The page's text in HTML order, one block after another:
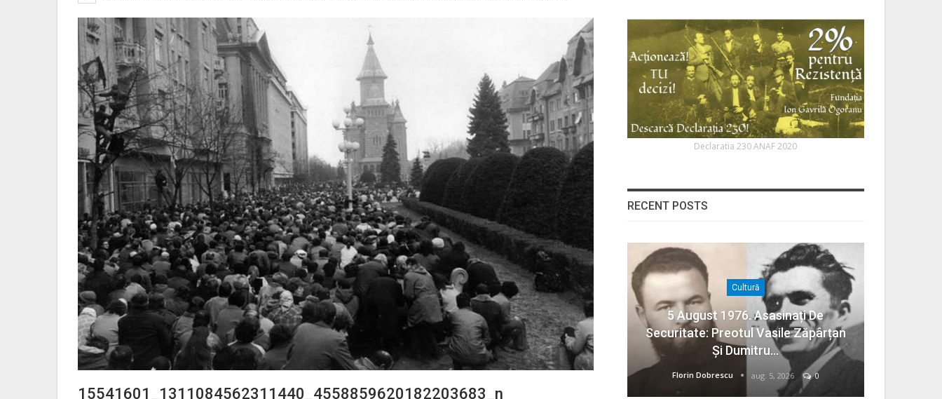
15541601_1311084562311440_4558859620182203683_n
Declaratia 230 ANAF 2020
RECENT POSTS
Cultură
5 August 1976. Asasinați De
Securitate: Preotul Vasile Zăpârțan
Și Dumitru…
Florin Dobrescu aug. 5, 2026 0